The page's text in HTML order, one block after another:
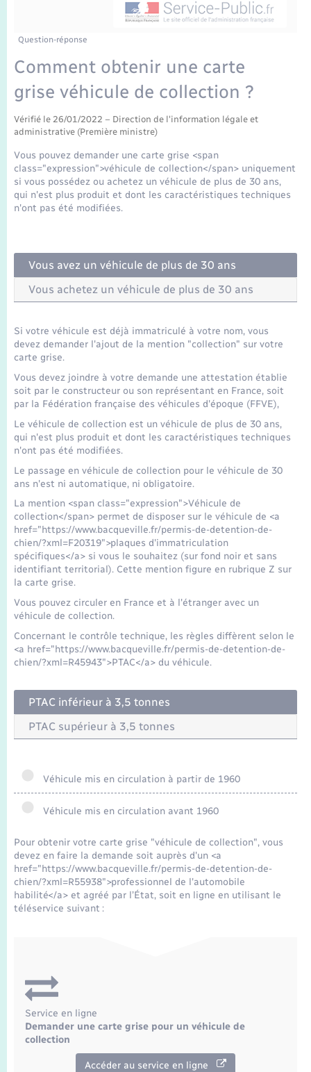
Etat-civil - Papiers - Citoyenneté
Mariage – PACS
Parrainage civil
Loisirs
Nouvel habitant
Numérique
Sécurité - Prévention
Transports
Transports scolaires
Voirie et espace public
Travaux - Autorisation d’occupation de l’espace
Compétences
Plan interactif
La Communauté de communes
Question-réponse
Comment obtenir une carte
grise véhicule de collection ?
Vérifié le 26/01/2022 – Direction de l'information légale et
administrative (Première ministre)
Vous pouvez demander une carte grise <span
class="expression">véhicule de collection</span> uniquement
si vous possédez ou achetez un véhicule de plus de 30 ans,
qui n'est plus produit et dont les caractéristiques techniques
n'ont pas été modifiées.
Vous avez un véhicule de plus de 30 ans
Vous achetez un véhicule de plus de 30 ans
Si votre véhicule est déjà immatriculé à votre nom, vous
devez demander l'ajout de la mention "collection" sur votre
carte grise.
Vous devez joindre à votre demande une attestation établie
soit par le constructeur ou son représentant en France, soit
par la Fédération française des véhicules d'époque (FFVE),
Le véhicule de collection est un véhicule de plus de 30 ans,
qui n'est plus produit et dont les caractéristiques techniques
n'ont pas été modifiées.
Le passage en véhicule de collection pour le véhicule de 30
ans n'est ni automatique, ni obligatoire.
La mention <span class="expression">Véhicule de
collection</span> permet de disposer sur le véhicule de <a
href="https://www.bacqueville.fr/permis-de-detention-de-
chien/?xml=F20319">plaques d'immatriculation
spécifiques</a> si vous le souhaitez (sur fond noir et sans
identifiant territorial). Cette mention figure en rubrique Z sur
la carte grise.
Vous pouvez circuler en France et à l'étranger avec un
véhicule de collection.
Concernant le contrôle technique, les règles diffèrent selon le
<a href="https://www.bacqueville.fr/permis-de-detention-de-
chien/?xml=R45943">PTAC</a> du véhicule.
PTAC inférieur à 3,5 tonnes
PTAC supérieur à 3,5 tonnes
Véhicule mis en circulation à partir de 1960
Véhicule mis en circulation avant 1960
Pour obtenir votre carte grise "véhicule de collection", vous
devez en faire la demande soit auprès d'un <a
href="https://www.bacqueville.fr/permis-de-detention-de-
chien/?xml=R55938">professionnel de l'automobile
habilité</a> et agréé par l’État, soit en ligne en utilisant le
téléservice suivant :
Service en ligne
Demander une carte grise pour un véhicule de
collection
Accéder au service en ligne